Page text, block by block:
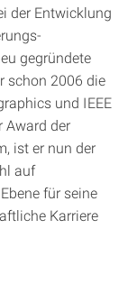
der Entwicklung
gegründete
schon 2006 die
und IEEE
Award der
ist er nun der
auf
für seine
Karriere